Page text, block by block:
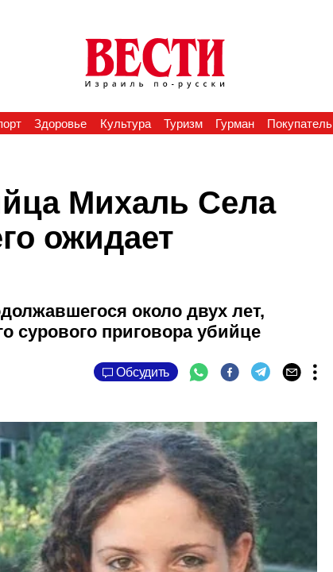
Здоровье Культура Туризм Гурман Покупатель
Михаль Села
ожидает
около двух лет,
сурового приговора убийце
Обсудить